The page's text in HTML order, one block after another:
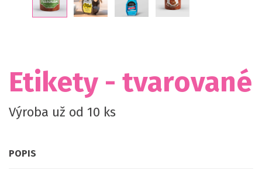
Etikety - tvarované
Výroba už od 10 ks
POPIS